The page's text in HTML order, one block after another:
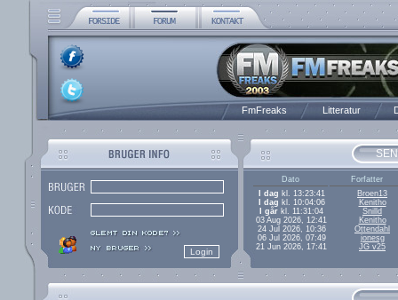
FmFreaks Litteratur
Dato
Forfatter
I dag kl. 13:23:41
Broen13
I dag kl. 10:04:06
Kenitho
I går kl. 11:31:04
Snilld
03 Aug 2026, 12:41
Kenitho
24 Jul 2026, 10:36
Ottendahl
06 Jul 2026, 07:49
jonesg
21 Jun 2026, 17:41
JG v25